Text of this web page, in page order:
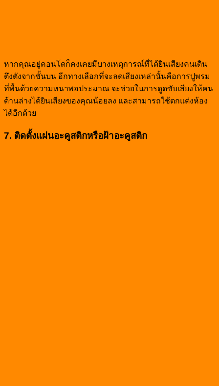
หากคุณอยู่คอนโดก็คงเคยมีบางเหตุการณ์ที่ได้ยินเสียงคนเดิน
ตึงตังจากชั้นบน อีกทางเลือกที่จะลดเสียงเหล่านั้นคือการปูพรม
ที่พื้นด้วยความหนาพอประมาณ จะช่วยในการดูดซับเสียงให้คน
ด้านล่างได้ยินเสียงของคุณน้อยลง และสามารถใช้ตกแต่งห้อง
ได้อีกด้วย
7. ติดตั้งแผ่นอะคูสติกหรือฝ้าอะคูสติก